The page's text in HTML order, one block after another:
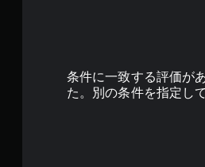
条件に一致する評価が
た。別の条件を指定し